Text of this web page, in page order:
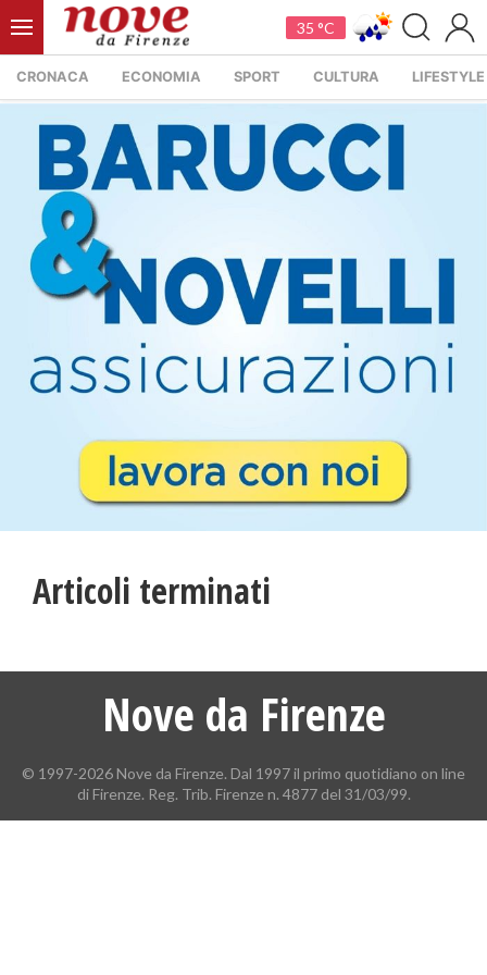
35 °C
CRONACA ECONOMIA SPORT CULTURA LIFESTYLE
Articoli terminati
Nove da Firenze
© 1997-2026 Nove da Firenze. Dal 1997 il primo quotidiano on line
di Firenze. Reg. Trib. Firenze n. 4877 del 31/03/99.